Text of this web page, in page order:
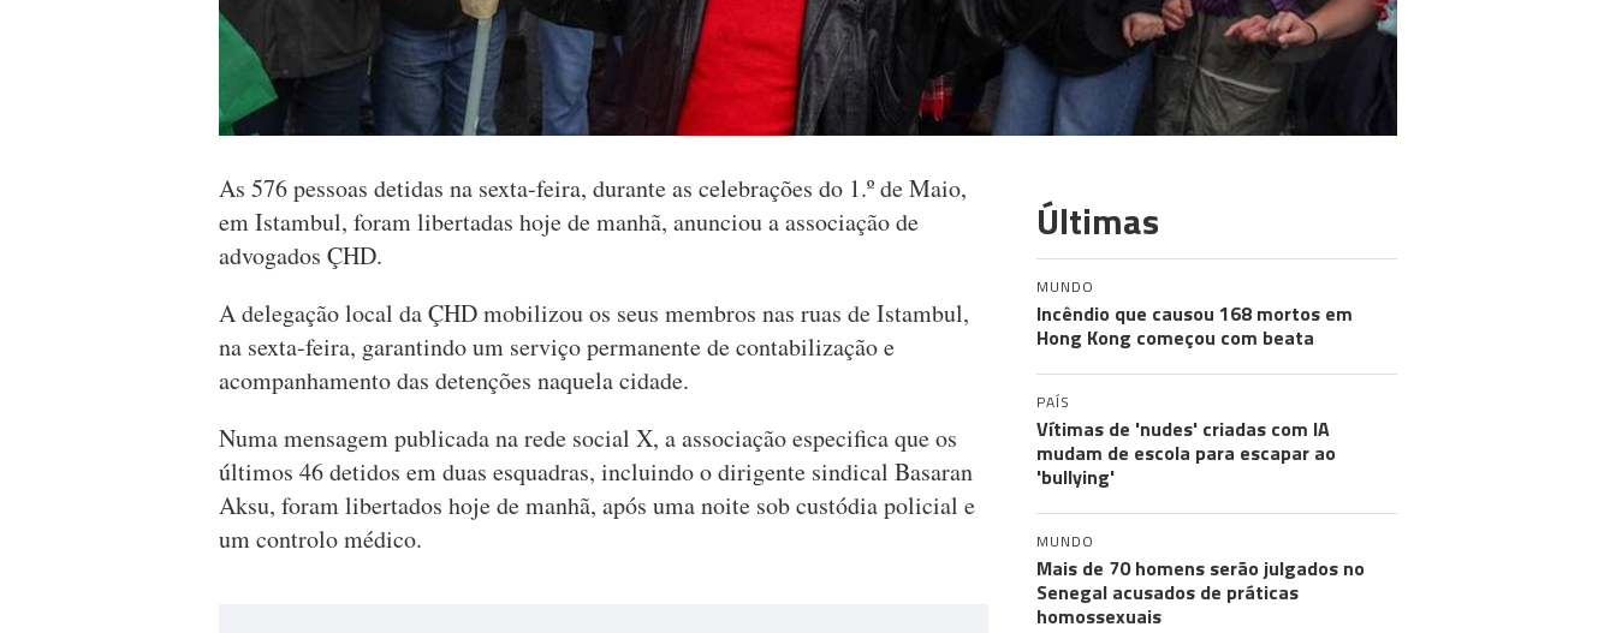
As 576 pessoas detidas na sexta-feira, durante as celebrações do 1.º de Maio,
em Istambul, foram libertadas hoje de manhã, anunciou a associação de
advogados ÇHD.
A delegação local da ÇHD mobilizou os seus membros nas ruas de Istambul,
na sexta-feira, garantindo um serviço permanente de contabilização e
acompanhamento das detenções naquela cidade.
Numa mensagem publicada na rede social X, a associação especifica que os
últimos 46 detidos em duas esquadras, incluindo o dirigente sindical Basaran
Aksu, foram libertados hoje de manhã, após uma noite sob custódia policial e
um controlo médico.
Últimas
MUNDO
Incêndio que causou 168 mortos em
Hong Kong começou com beata
PAÍS
Vítimas de 'nudes' criadas com IA
mudam de escola para escapar ao
'bullying'
MUNDO
Mais de 70 homens serão julgados no
Senegal acusados de práticas
homossexuais